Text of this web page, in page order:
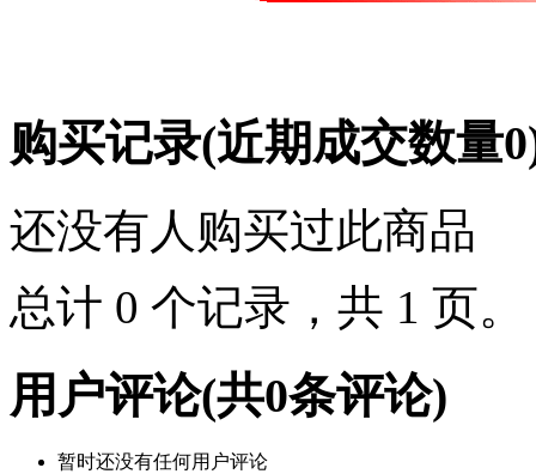
购买记录(近期成交数量0
还没有人购买过此商品
总计 0 个记录，共 1 页。
用户评论(共0条评论)
暂时还没有任何用户评论